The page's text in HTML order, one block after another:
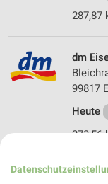
287,87
dm
99817
Heute
273,56